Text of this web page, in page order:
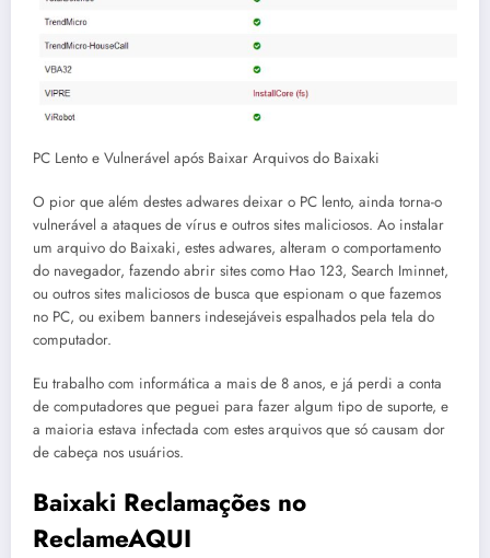
PC Lento e Vulnerável após Baixar Arquivos do Baixaki
O pior que além destes adwares deixar o PC lento, ainda torna-o
vulnerável a ataques de vírus e outros sites maliciosos. Ao instalar
um arquivo do Baixaki, estes adwares, alteram o comportamento
do navegador, fazendo abrir sites como Hao 123, Search Iminnet,
ou outros sites maliciosos de busca que espionam o que fazemos
no PC, ou exibem banners indesejáveis espalhados pela tela do
computador.
Eu trabalho com informática a mais de 8 anos, e já perdi a conta
de computadores que peguei para fazer algum tipo de suporte, e
a maioria estava infectada com estes arquivos que só causam dor
de cabeça nos usuários.
Baixaki Reclamações no
ReclameAQUI